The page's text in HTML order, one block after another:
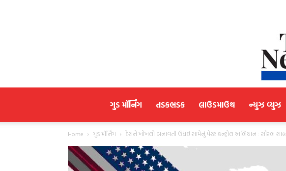
ગુડ મૉર્નિંગ તડકભડક લાઉડમાઉથ ન્યુઝ વ્યુઝ
Home ગુડ મૉર્નિંગ દેશને ખોખલો બનાવતી ઉધઈ સામેનું પેસ્ટ કન્ટ્રોલ અભિયાન : સૌરભ શાહ